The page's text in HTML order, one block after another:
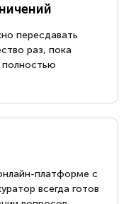
пересдавать
раз, пока
полностью
платформе с
всегда готов